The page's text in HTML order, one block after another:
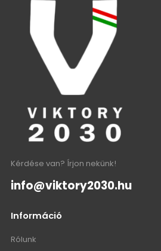
Kérdése van? Írjon nekünk!
info@viktory2030.hu
Információ
Rólunk